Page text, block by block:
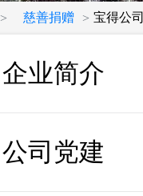
> 慈善捐赠 > 宝得公
企业简介
公司党建